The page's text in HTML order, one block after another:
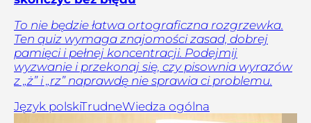
To nie będzie łatwa ortograficzna rozgrzewka.
Ten quiz wymaga znajomości zasad, dobrej
pamięci i pełnej koncentracji. Podejmij
wyzwanie i przekonaj się, czy pisownia wyrazów
z „ż” i „rz” naprawdę nie sprawia ci problemu.
Język polskiTrudneWiedza ogólna